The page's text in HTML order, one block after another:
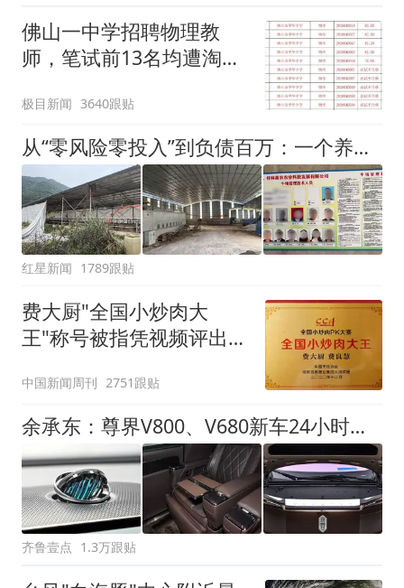
佛山一中学招聘物理教
师，笔试前13名均遭淘
聘，成立调查组全面核查
极目新闻 3640跟贴
从“零风险零投入”到负债百万：一个养牛项目崩盘后，谁该为农户的贷款买单丨红星调查
红星新闻 1789跟贴
费大厨"全国小炒肉大
王"称号被指凭视频评出
中国新闻周刊 2751跟贴
余承东：尊界V800、V680新车24小时大定突破3500台
齐鲁壹点 1.3万跟贴